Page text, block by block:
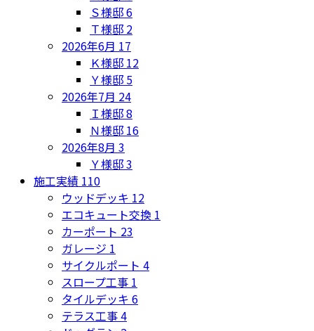
Ｓ様邸6
Ｔ様邸 2
2026年6月 17
Ｋ様邸 12
Ｙ様邸 5
2026年7月 24
Ｉ様邸8
Ｎ様邸 16
2026年8月 3
Ｙ様邸3
施工実績 110
ウッドデッキ 12
エコキュート交換 1
カーポート 23
ガレージ 1
サイクルポート 4
スロープ工事 1
タイルデッキ 6
テラス工事4